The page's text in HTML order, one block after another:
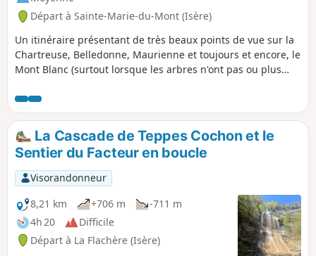
Départ à Sainte-Marie-du-Mont (Isère)
Un itinéraire présentant de très beaux points de vue sur la
Chartreuse, Belledonne, Maurienne et toujours et encore, le
Mont Blanc (surtout lorsque les arbres n'ont pas ou plus
une belle ambiance, mais requièrent de bonnes
chaussures, sauf à aimer avoir les pieds humides.
Malheureusement mon descriptif semble poser des
problèmes, donc je conseille fortement l'utilisation du GPS
et de la carte sur téléphone !
La Cascade de Teppes Cochon et le
Sentier du Facteur en boucle
Visorandonneur
8,21 km
+706 m
-711 m
4h 20
Difficile
Départ à La Flachère (Isère)